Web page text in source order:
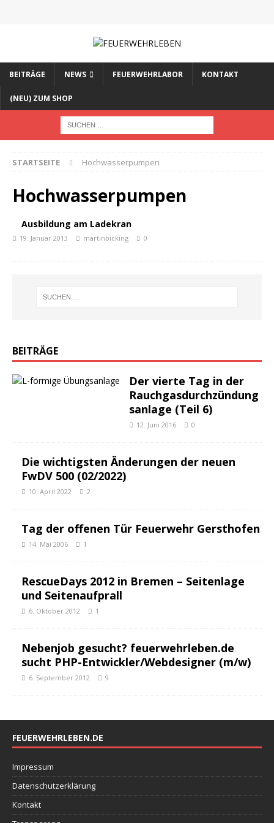
BEITRÄGE NEWS FEUERWEHRLABOR KONTAKT
(NEU) ZUM SHOP
STARTSEITE Hochwasserpumpen
Hochwasserpumpen
Ausbildung am Ladekran
19. Januar 2013 martinbicking 0
BEITRÄGE
Der vierte Tag in der
Rauchgasdurchzündung
sanlage (Teil 6)
12. Juni 2016 0
Die wichtigsten Änderungen der neuen
FwDV 500 (02/2022)
10. April 2022 2
Tag der offenen Tür Feuerwehr Gersthofen
14. Mai 2006 1
RescueDays 2012 in Bremen – Seitenlage
und Seitenaufprall
6. Oktober 2012 1
Nebenjob gesucht? feuerwehrleben.de
sucht PHP-Entwickler/Webdesigner (m/w)
6. September 2012 9
FEUERWEHRLEBEN.DE
Impressum
Datenschutzerklärung
Kontakt